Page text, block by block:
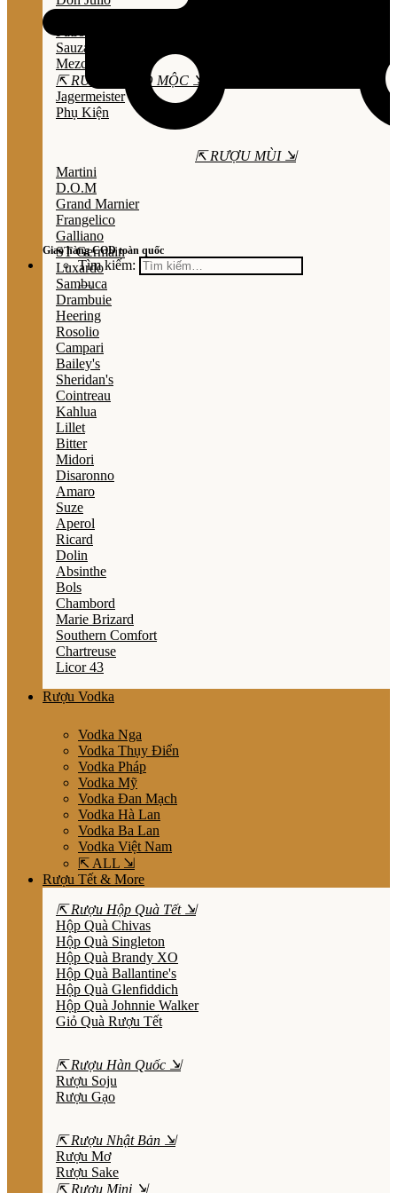
Giao hàng COD toàn quốc
Tìm kiếm:
Sauza
Mezcal
⇱ RƯỢU THẢO MỘC ⇲
Jagermeister
Phụ Kiện
⇱ RƯỢU MÙI ⇲
Martini
D.O.M
Grand Marnier
Frangelico
Galliano
ST Germain
Luxardo
Sambuca
Drambuie
Heering
Rosolio
Campari
Bailey's
Sheridan's
Cointreau
Kahlua
Lillet
Bitter
Midori
Disaronno
Amaro
Suze
Aperol
Ricard
Dolin
Absinthe
Bols
Chambord
Marie Brizard
Southern Comfort
Chartreuse
Licor 43
Rượu Vodka
Vodka Nga
Vodka Thụy Điển
Vodka Pháp
Vodka Mỹ
Vodka Đan Mạch
Vodka Hà Lan
Vodka Ba Lan
Vodka Việt Nam
⇱ ALL ⇲
Rượu Tết & More
⇱ Rượu Hộp Quà Tết ⇲
Hộp Quà Chivas
Hộp Quà Singleton
Hộp Quà Brandy XO
Hộp Quà Ballantine's
Hộp Quà Glenfiddich
Hộp Quà Johnnie Walker
Giỏ Quà Rượu Tết
⇱ Rượu Hàn Quốc ⇲
Rượu Soju
Rượu Gạo
⇱ Rượu Nhật Bản ⇲
Rượu Mơ
Rượu Sake
⇱ Rượu Mini ⇲